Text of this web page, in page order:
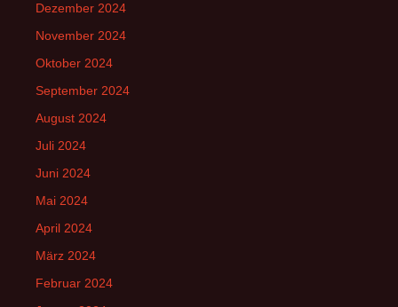
Dezember 2024
November 2024
Oktober 2024
September 2024
August 2024
Juli 2024
Juni 2024
Mai 2024
April 2024
März 2024
Februar 2024